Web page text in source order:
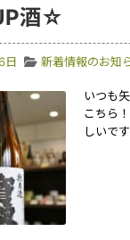
酒☆
日 新着情報のお知
いつも
こちら
しいで